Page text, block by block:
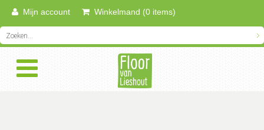
Mijn account Winkelmand (0 items)